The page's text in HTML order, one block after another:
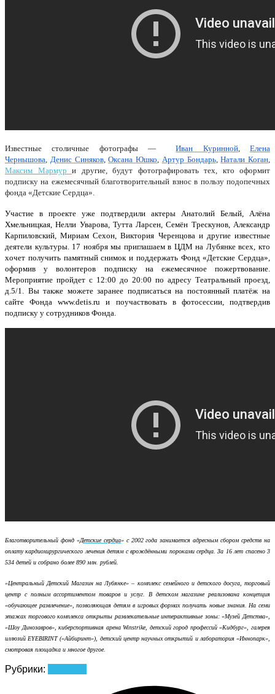
Известные столичные фотографы —Иван Куринной,Елена
Чернышова
Денис Синяков,Оксана Юшко Артур Бондарь,Натали Коган
Максим Мармур и другие, будут фотографировать тех, кто оформит
подписку на ежемесячный благотворительный взнос в пользу подопечных
фонда «Детские Сердца».
Участие в проекте уже подтвердили актеры Анатолий Белый, Алёна
Хмельницкая, Нелли Уварова, Тутта Ларсен, Семён Трескунов, Александр
Карпиловский, Мириам Сехон, Виктория Черенцова и другие известные
деятели культуры. 17 ноября мы приглашаем в ЦДМ на Лубянке всех, кто
хочет получить памятный снимок и поддержать Фонд «Детские Сердца»,
оформив у волонтеров подписку на ежемесячное пожертвование.
Мероприятие пройдет с 12:00 до 20:00 по адресу Театральный проезд,
д.5/1. Вы также можете заранее подписаться на постоянный платёж на
сайте Фонда www.detis.ru и поучаствовать в фотосессии, подтвердив
подписку у сотрудников Фонда.
Благотворительный фонд «Детские сердца» с 2002 года занимается адресным сбором средств на
оплату кардиохирургического лечения детям с врождёнными пороками сердца. За 16 лет спасено 3
534 детей и собрано более 890 млн. рублей.
«Центральный Детский Магазин на Лубянке» – комплекс семейного и детского досуга, торговый
центр с полным ассортиментом товаров и услуг. В детском магазине реализована концепция
«обучающее развлечение», позволяющая детям в игровых формах получать новые знания. На семи
этажах торгового комплекса открыты развлекательные интерактивные зоны: «Музей Детства»,
«Шоу Динозавров», киберспортивная аренаWinstrike, детский город профессий «Кидбург», галерея
иллюзий EYEBIRINT («Айбиринт»), детский центр научных открытий и лаборатория «Иннопарк»,
смотровая площадка и многое другое.
Рубрики: